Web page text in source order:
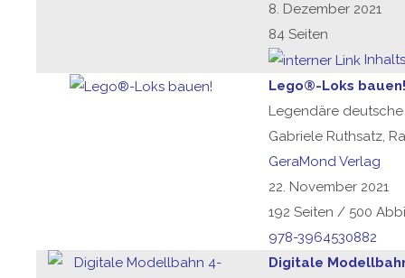
8. Dezember 2021
84 Seiten
Lego®-Loks bauen!
Legendäre
Gabriele Ruthsatz,
GeraMond Verlag
22. November 2021
192 Seiten / 500
978-3964530882
Digitale